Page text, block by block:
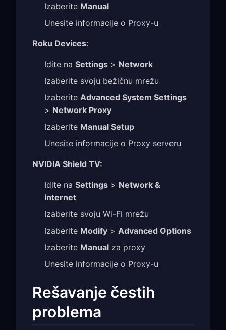
Izaberite Manual
Unesite informacije o Proxy-u
Roku Devices:
Idite na Settings > Network
Izaberite svoju bežičnu mrežu
Izaberite Advanced System Settings
> Network Proxy
Izaberite Manual Setup
Unesite informacije o Proxy serveru
NVIDIA Shield TV:
Idite na Settings > Network &
Internet
Izaberite svoju Wi-Fi mrežu
Izaberite Modify > Advanced Options
Izaberite Manual za proxy
Unesite informacije o Proxy-u
Rešavanje čestih
problema